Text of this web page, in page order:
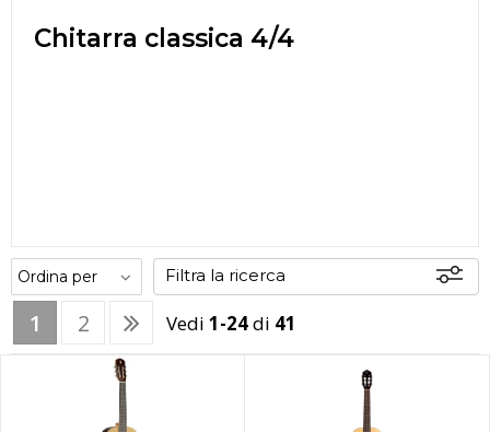
Chitarra classica 4/4
Filtra la ricerca
Offerte Disponibili
1 2 Vedi 1-24di 41